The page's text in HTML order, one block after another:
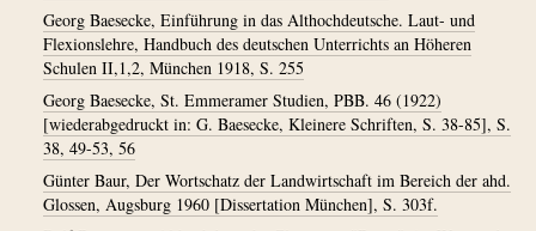
Georg Baesecke, Einführung in das Althochdeutsche. Laut- und
Flexionslehre, Handbuch des deutschen Unterrichts an Höheren
Schulen II,1,2, München 1918, S. 255
Georg Baesecke, St. Emmeramer Studien, PBB. 46 (1922)
[wiederabgedruckt in: G. Baesecke, Kleinere Schriften, S. 38-85], S.
38, 49-53, 56
Günter Baur, Der Wortschatz der Landwirtschaft im Bereich der ahd.
Glossen, Augsburg 1960 [Dissertation München], S. 303f.